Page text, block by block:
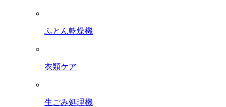
ふとん乾燥機
衣類ケア
生ごみ処理機